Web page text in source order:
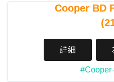
Cooper BD
詳細
#Cooper